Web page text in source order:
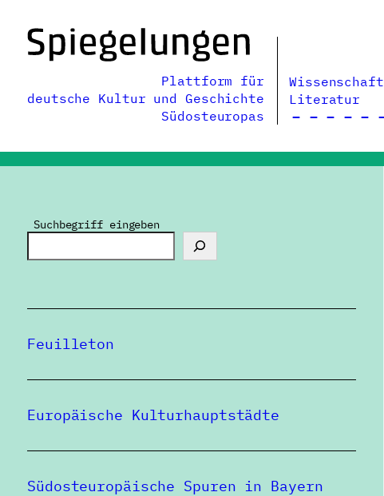
Inhalt
springen
Plattform für
deutsche Kultur und Geschichte
Südosteuropas
Wissenschaft
Literatur
Suchbegriff eingeben
Feuilleton
Europäische Kulturhauptstädte
Südosteuropäische Spuren in Bayern